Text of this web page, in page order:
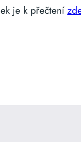
je k přečtení